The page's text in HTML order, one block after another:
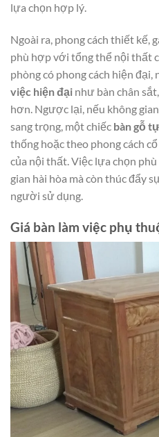
lựa chọn hợp lý.
Ngoài ra, phong cách thiết kế,
phù hợp với tổng thể nội thất
phòng có phong cách hiện đại,
việc hiện đại như bàn chân
hơn. Ngược lại, nếu không
sang trọng, một chiếc bàn gỗ
thống hoặc theo phong cách
của nội thất. Việc lựa chọn
gian hài hòa mà còn thúc đẩy
người sử dụng.
Giá bàn làm việc phụ